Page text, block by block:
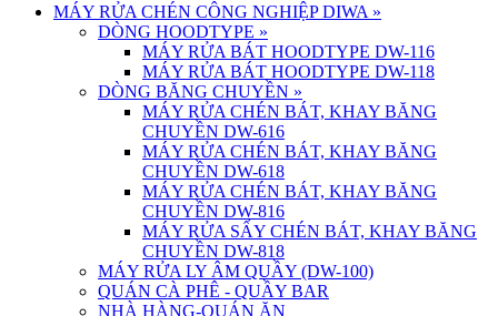
MÁY RỬA CHÉN CÔNG NGHIỆP DIWA »
DÒNG HOODTYPE »
MÁY RỬA BÁT HOODTYPE DW-116
MÁY RỬA BÁT HOODTYPE DW-118
DÒNG BĂNG CHUYỀN »
MÁY RỬA CHÉN BÁT, KHAY BĂNG
CHUYỀN DW-616
MÁY RỬA CHÉN BÁT, KHAY BĂNG
CHUYỀN DW-618
MÁY RỬA CHÉN BÁT, KHAY BĂNG
CHUYỀN DW-816
MÁY RỬA SẤY CHÉN BÁT, KHAY BĂNG
CHUYỀN DW-818
MÁY RỬA LY ÂM QUẦY (DW-100)
QUÁN CÀ PHÊ - QUẦY BAR
NHÀ HÀNG-QUÁN ĂN